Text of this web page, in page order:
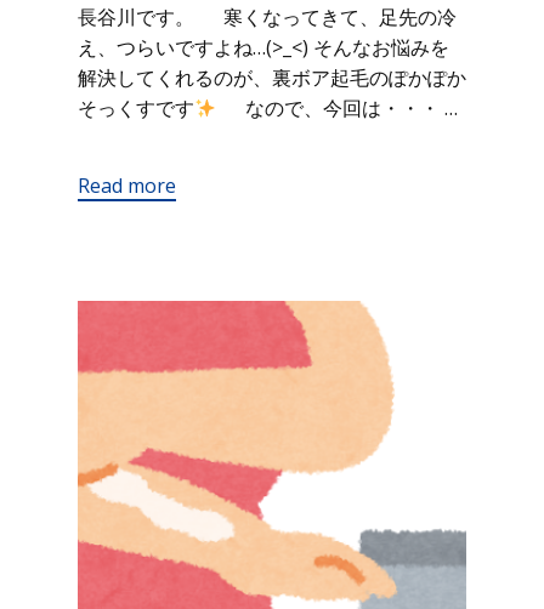
長谷川です。 寒くなってきて、足先の冷
え、つらいですよね…(>_<) そんなお悩みを
解決してくれるのが、裏ボア起毛のぽかぽか
そっくすです
なので、今回は・・・ …
Read more